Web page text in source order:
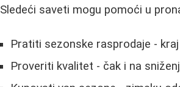
Sledeći saveti mogu pomoći u
Pratiti sezonske rasprodaje -
Proveriti kvalitet - čak i na